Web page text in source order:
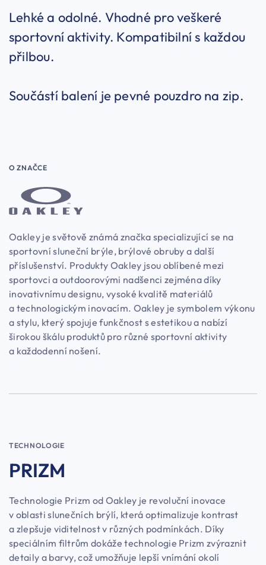
Lehké a odolné. Vhodné pro veškeré
sportovní aktivity. Kompatibilní s každou
přilbou.
Součástí balení je pevné pouzdro na zip.
O ZNAČCE
Oakley je světově známá značka specializující se na
sportovní sluneční brýle, brýlové obruby a další
příslušenství. Produkty Oakley jsou oblíbené mezi
sportovci a outdoorovými nadšenci zejména díky
inovativnímu designu, vysoké kvalitě materiálů
a technologickým inovacím. Oakley je symbolem výkonu
a stylu, který spojuje funkčnost s estetikou a nabízí
širokou škálu produktů pro různé sportovní aktivity
a každodenní nošení.
TECHNOLOGIE
PRIZM
Technologie Prizm od Oakley je revoluční inovace
v oblasti slunečních brýlí, která optimalizuje kontrast
a zlepšuje viditelnost v různých podmínkách. Díky
speciálním filtrům dokáže technologie Prizm zvýraznit
detaily a barvy, což umožňuje lepší vnímání okolí